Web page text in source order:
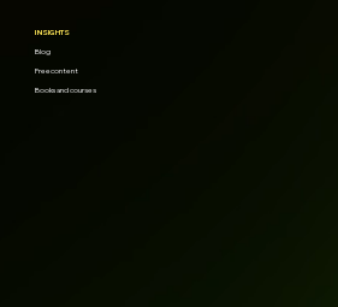
INSIGHTS
Blog
Free content
Books and courses